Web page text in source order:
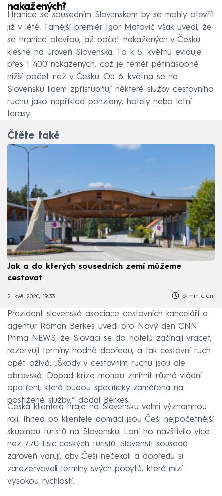
nakažených?
Hranice se sousedním Slovenskem by se mohly otevřít
již v létě. Tamější premiér Igor Matovič však uvedl, že
se hranice otevřou, až počet nakažených v Česku
klesne na úroveň Slovenska. To k 5. květnu eviduje
přes 1 400 nakažených, což je téměř pětinásobně
nižší počet než v Česku. Od 6. května se na
Slovensku lidem zpřístupňují některé služby cestovního
ruchu jako například penziony, hotely nebo letní
terasy.
Čtěte také
Jak a do kterých sousedních zemí můžeme
cestovat
2. kvě 2020, 19:33 6 min čtení
Prezident slovenské asociace cestovních kanceláří a
agentur Roman Berkes uvedl pro Nový den CNN
Prima NEWS, že Slováci se do hotelů začínají vracet,
rezervují termíny hodně dopředu, a tak cestovní ruch
opět ožívá. „Škody v cestovním ruchu jsou ale
obrovské. Dopad krize mohou zmírnit různá vládní
opatření, která budou specificky zaměřená na
postižené služby,“ dodal Berkes.
Česká klientela hraje na Slovensku velmi významnou
roli. Ihned po klientele domácí jsou Češi nejpočetnější
skupinou turistů na Slovensku. Loni ho navštívilo více
než 770 tisíc českých turistů. Slovenští sousedé
zároveň varují, aby Češi nečekali a dopředu si
zarezervovali termíny svých pobytů, které mizí
vysokou rychlostí.